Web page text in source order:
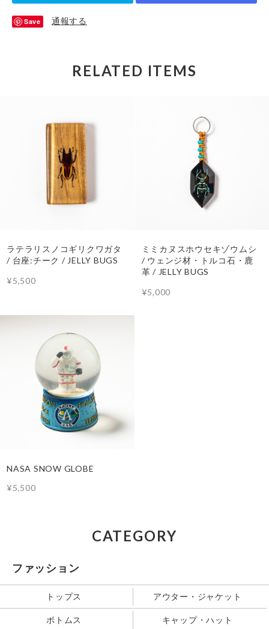
Save 通報する
RELATED ITEMS
ラテラリスノコギリクワガタ
/ 台座:チーク / JELLY BUGS
¥5,500
ミミカヌスホウセキゾウムシ
/ ウェンジ材・トルコ石・鹿
革 / JELLY BUGS
¥5,000
NASA SNOW GLOBE
¥5,500
CATEGORY
ファッション
トップス アウター・ジャケット
ボトムス キャップ・ハット